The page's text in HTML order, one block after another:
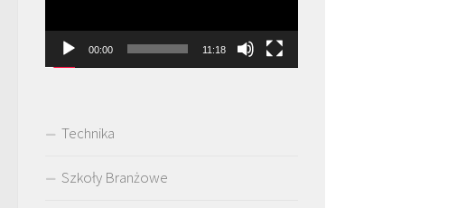
00:00 11:18
Technika
Szkoły Branżowe